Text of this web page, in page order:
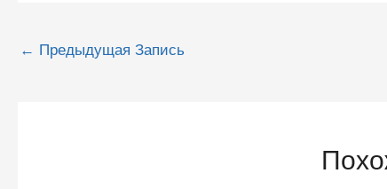
Навигация
← Предыдущая Запись